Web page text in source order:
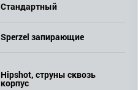
Стандартный
Sperzel запирающие
Hipshot, струны сквозь
корпус